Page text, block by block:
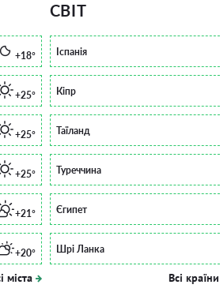
+18°
+25°
+25°
+25°
+21°
+20°
міста
СВІТ
Іспанія
Кіпр
Таїланд
Туреччина
Єгипет
Шрі Ланка
Всі країни